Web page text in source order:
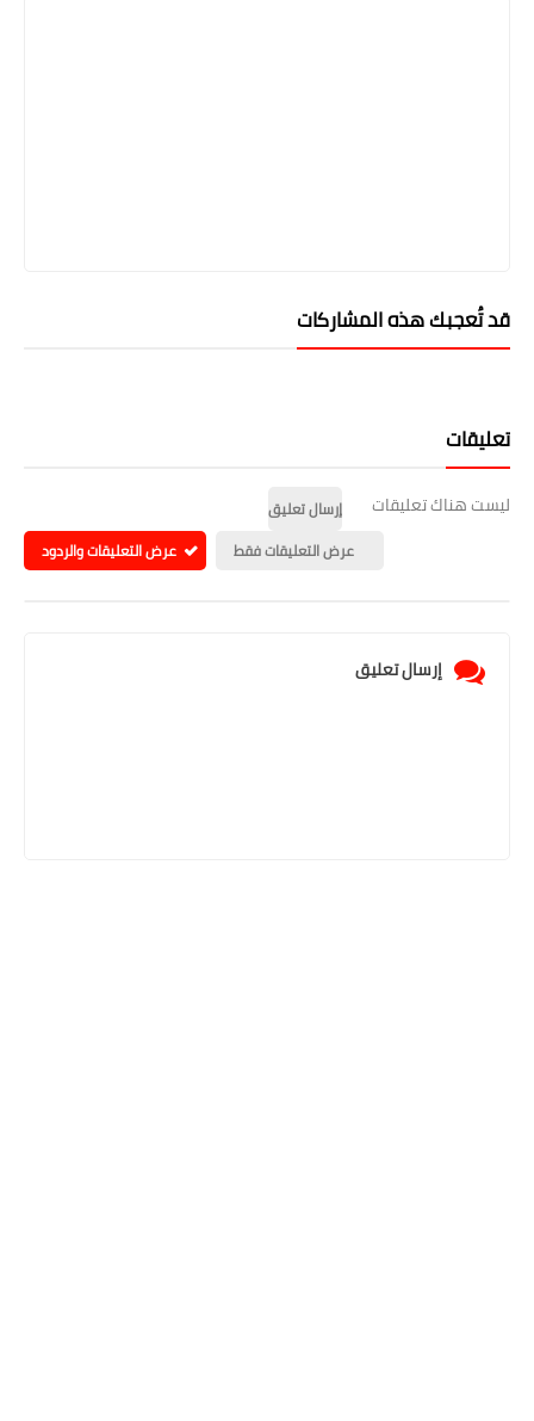
قد تُعجبك هذه المشاركات
تعليقات
ليست هناك تعليقات
إرسال تعليق
عرض التعليقات فقط
عرض التعليقات والردود
إرسال تعليق